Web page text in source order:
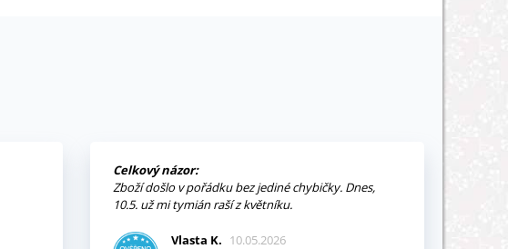
Celkový názor:
Zboží došlo v pořádku bez jediné chybičky. Dnes,
10.5. už mi tymián raší z květníku.
Vlasta K. 10.05.2026